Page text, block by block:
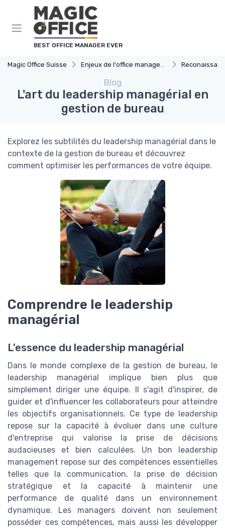
BEST OFFICE MANAGER EVER
Magic Office Suisse Enjeux de l'office management
Blog
L'art du leadership managérial en
gestion de bureau
Explorez les subtilités du leadership managérial dans le
contexte de la gestion de bureau et découvrez
comment optimiser les performances de votre équipe.
Comprendre le leadership
managérial
L'essence du leadership managérial
Dans le monde complexe de la gestion de bureau, le
leadership managérial implique bien plus que
simplement diriger une équipe. Il s'agit d'inspirer, de
guider et d'influencer les collaborateurs pour atteindre
les objectifs organisationnels. Ce type de leadership
repose sur la capacité à évoluer dans une culture
d'entreprise qui valorise la prise de décisions
audacieuses et bien calculées. Un bon leadership
management repose sur des compétences essentielles
telles que la communication, la prise de décision
stratégique et la capacité à maintenir une
performance de qualité dans un environnement
dynamique. Les managers doivent non seulement
posséder ces compétences, mais aussi les développer
Panneau de gestion des cookies